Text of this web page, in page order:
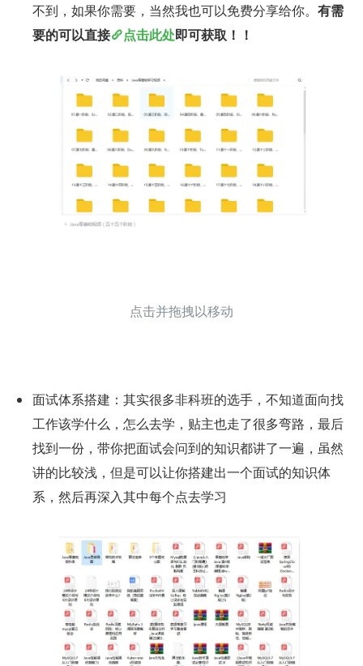
不到，如果你需要，当然我也可以免费分享给你。 有需
要的可以直接
点击此处即可获取！！
点击并拖拽以移动
面试体系搭建：其实很多非科班的选手，不知道面向找
工作该学什么，怎么去学，贴主也走了很多弯路，最后
找到一份，带你把面试会问到的知识都讲了一遍，虽然
讲的比较浅，但是可以让你搭建出一个面试的知识体
系，然后再深入其中每个点去学习